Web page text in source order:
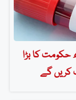
حکومت کا بڑا
کریں گے